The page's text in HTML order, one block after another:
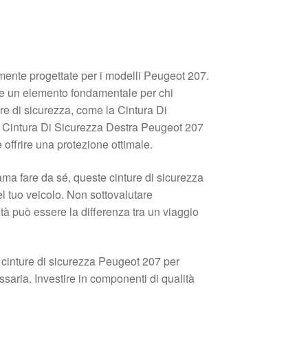
progettate per i modelli Peugeot 207.
un elemento fondamentale per chi
di sicurezza, come la Cintura Di
Di Sicurezza Destra Peugeot 207
una protezione ottimale.
fare da sé, queste cinture di sicurezza
tuo veicolo. Non sottovalutare
può essere la differenza tra un viaggio
di sicurezza Peugeot 207 per
Investire in componenti di qualità